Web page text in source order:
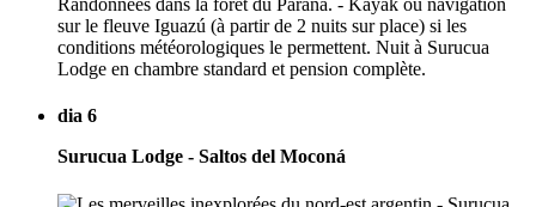
Randonnées dans la forêt du Paraná. - Kayak ou navigation
sur le fleuve Iguazú (à partir de 2 nuits sur place) si les
conditions météorologiques le permettent. Nuit à Surucua
Lodge en chambre standard et pension complète.
dia 6
Surucua Lodge - Saltos del Moconá